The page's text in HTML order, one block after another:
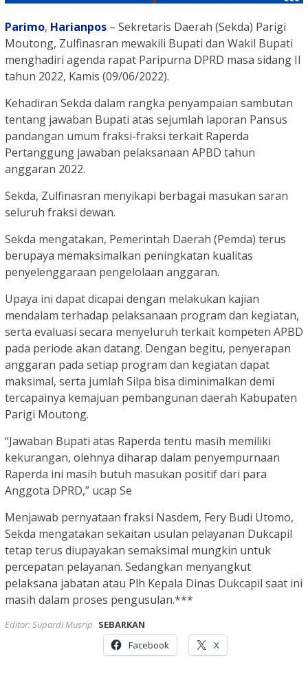
Parimo, Harianpos – Sekretaris Daerah (Sekda) Parigi
Moutong, Zulfinasran mewakili Bupati dan Wakil Bupati
menghadiri agenda rapat Paripurna DPRD masa sidang II
tahun 2022, Kamis (09/06/2022).
Kehadiran Sekda dalam rangka penyampaian sambutan
tentang jawaban Bupati atas sejumlah laporan Pansus
pandangan umum fraksi-fraksi terkait Raperda
Pertanggung jawaban pelaksanaan APBD tahun
anggaran 2022.
Sekda, Zulfinasran menyikapi berbagai masukan saran
seluruh fraksi dewan.
Sekda mengatakan, Pemerintah Daerah (Pemda) terus
berupaya memaksimalkan peningkatan kualitas
penyelenggaraan pengelolaan anggaran.
Upaya ini dapat dicapai dengan melakukan kajian
mendalam terhadap pelaksanaan program dan kegiatan,
serta evaluasi secara menyeluruh terkait kompeten APBD
pada periode akan datang. Dengan begitu, penyerapan
anggaran pada setiap program dan kegiatan dapat
maksimal, serta jumlah Silpa bisa diminimalkan demi
tercapainya kemajuan pembangunan daerah Kabupaten
Parigi Moutong.
“Jawaban Bupati atas Raperda tentu masih memiliki
kekurangan, olehnya diharap dalam penyempurnaan
Raperda ini masih butuh masukan positif dari para
Anggota DPRD,” ucap Se
Menjawab pernyataan fraksi Nasdem, Fery Budi Utomo,
Sekda mengatakan sekaitan usulan pelayanan Dukcapil
tetap terus diupayakan semaksimal mungkin untuk
percepatan pelayanan. Sedangkan menyangkut
pelaksana jabatan atau Plh Kepala Dinas Dukcapil saat ini
masih dalam proses pengusulan.***
Editor: Supardi Musrip SEBARKAN
Facebook
X